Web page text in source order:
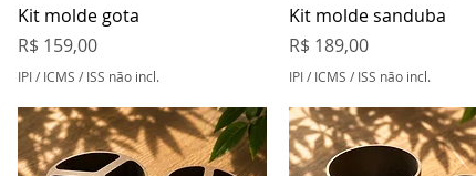
Visualização rápida
Kit molde gota
Preço
R$ 159,00
IPI / ICMS / ISS não incl.
Visualização rápida
Kit molde sanduba
Preço
R$ 189,00
IPI / ICMS / ISS não incl.